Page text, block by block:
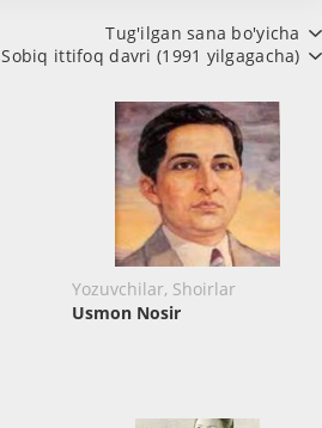
Tug'ilgan sana bo'yicha
Sobiq ittifoq davri (1991 yilgagacha)
Yozuvchilar, Shoirlar
Usmon Nosir